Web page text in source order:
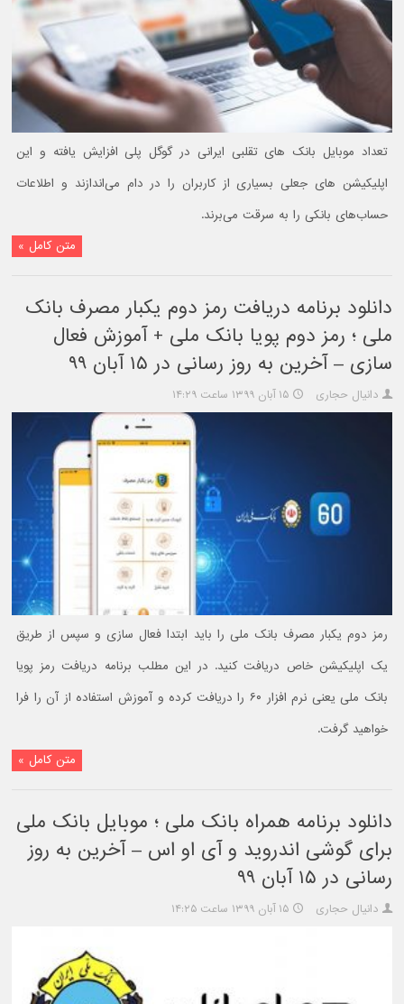
تعداد موبایل بانک های تقلبی ایرانی در گوگل پلی افزایش یافته و این
اپلیکیشن های جعلی بسیاری از کاربران را در دام می‌اندازند و اطلاعات
حساب‌های بانکی را به سرقت می‌برند.
متن کامل »
دانلود برنامه دریافت رمز دوم یکبار مصرف بانک
ملی ؛‌ رمز دوم پویا بانک ملی + آموزش فعال
سازی – آخرین به روز رسانی در ۱۵ آبان ۹۹
دانیال حجاری ۱۵ آبان ۱۳۹۹ ساعت ۱۴:۲۹
رمز دوم یکبار مصرف بانک ملی را باید ابتدا فعال سازی و سپس از طریق
یک اپلیکیشن خاص دریافت کنید. در این مطلب برنامه دریافت رمز پویا
بانک ملی یعنی نرم افزار ۶۰ را دریافت کرده و آموزش استفاده از آن را فرا
خواهید گرفت.
متن کامل »
دانلود برنامه همراه بانک ملی ؛ موبایل بانک ملی
برای گوشی اندروید و آی او اس – آخرین به روز
رسانی در ۱۵ آبان ۹۹
دانیال حجاری ۱۵ آبان ۱۳۹۹ ساعت ۱۴:۲۵